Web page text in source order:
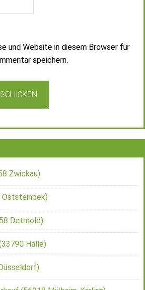
und Website in diesem Browser für
speichern.
Zwickau)
Detmold)
Halle)